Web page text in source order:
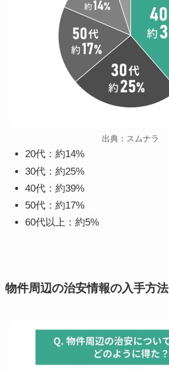
出典：スムナラ
20代：約14%
30代：約25%
40代：約39%
50代：約17%
60代以上：約5%
物件周辺の治安情報の入手方法